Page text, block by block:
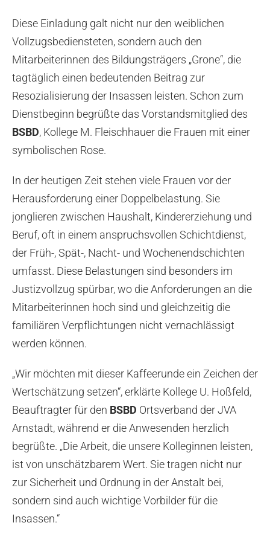
Diese Einladung galt nicht nur den weiblichen
Vollzugsbediensteten, sondern auch den
Mitarbeiterinnen des Bildungsträgers „Grone“, die
tagtäglich einen bedeutenden Beitrag zur
Resozialisierung der Insassen leisten. Schon zum
Dienstbeginn begrüßte das Vorstandsmitglied des
BSBD, Kollege M. Fleischhauer die Frauen mit einer
symbolischen Rose.
In der heutigen Zeit stehen viele Frauen vor der
Herausforderung einer Doppelbelastung. Sie
jonglieren zwischen Haushalt, Kindererziehung und
Beruf, oft in einem anspruchsvollen Schichtdienst,
der Früh-, Spät-, Nacht- und Wochenendschichten
umfasst. Diese Belastungen sind besonders im
Justizvollzug spürbar, wo die Anforderungen an die
Mitarbeiterinnen hoch sind und gleichzeitig die
familiären Verpflichtungen nicht vernachlässigt
werden können.
„Wir möchten mit dieser Kaffeerunde ein Zeichen der
Wertschätzung setzen“, erklärte Kollege U. Hoßfeld,
Beauftragter für den BSBD Ortsverband der JVA
Arnstadt, während er die Anwesenden herzlich
begrüßte. „Die Arbeit, die unsere Kolleginnen leisten,
ist von unschätzbarem Wert. Sie tragen nicht nur
zur Sicherheit und Ordnung in der Anstalt bei,
sondern sind auch wichtige Vorbilder für die
Insassen.“